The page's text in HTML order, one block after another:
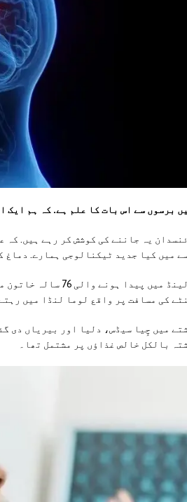
برسوں سے اس بات کا علم ہے. کہ ہم ایک
یہ جاننے کی کوشش کر رہے ہیں. کہ
میں کیا جدید ٹیکنالوجی ہمارے. دماغ
ہالینڈ میں پیدا
کی مسافت پر واقع لوما لنڈا میں
میں چِیا سیڈس، دلیا اور بیریاں دی
بالکل خالص غذاؤں پر مشتمل تھا۔